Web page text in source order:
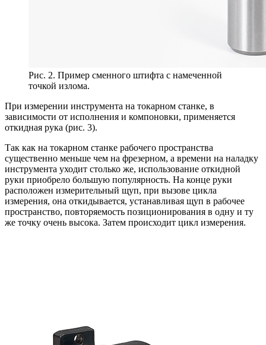
Рис. 2. Пример сменного штифта с намеченной
точкой излома.
При измерении инструмента на токарном станке, в
зависимости от исполнения и компоновки, применяется
откидная рука (рис. 3).
Так как на токарном станке рабочего пространства
существенно меньше чем на фрезерном, а времени на наладку
инструмента уходит столько же, использование откидной
руки приобрело большую популярность. На конце руки
расположен измерительный щуп, при вызове цикла
измерения, она откидывается, устанавливая щуп в рабочее
пространство, повторяемость позиционирования в одну и ту
же точку очень высока. Затем происходит цикл измерения.